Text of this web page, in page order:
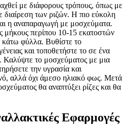
με διάφορους τρόπους, όπως με
των ριζών. Η πιο εύκολη
η αναπαραγωγή με μοσχεύματα.
μήκους περίπου 10-15 εκατοστών
κάτω φύλλα. Βυθίστε το
και τοποθετήστε το σε ένα
το μοσχεύματος με μια
την υγρασία και
αλλά όχι άμεσο ηλιακό φως. Μετά
θα αναπτύξει ρίζες και θα
Εφαρμογές